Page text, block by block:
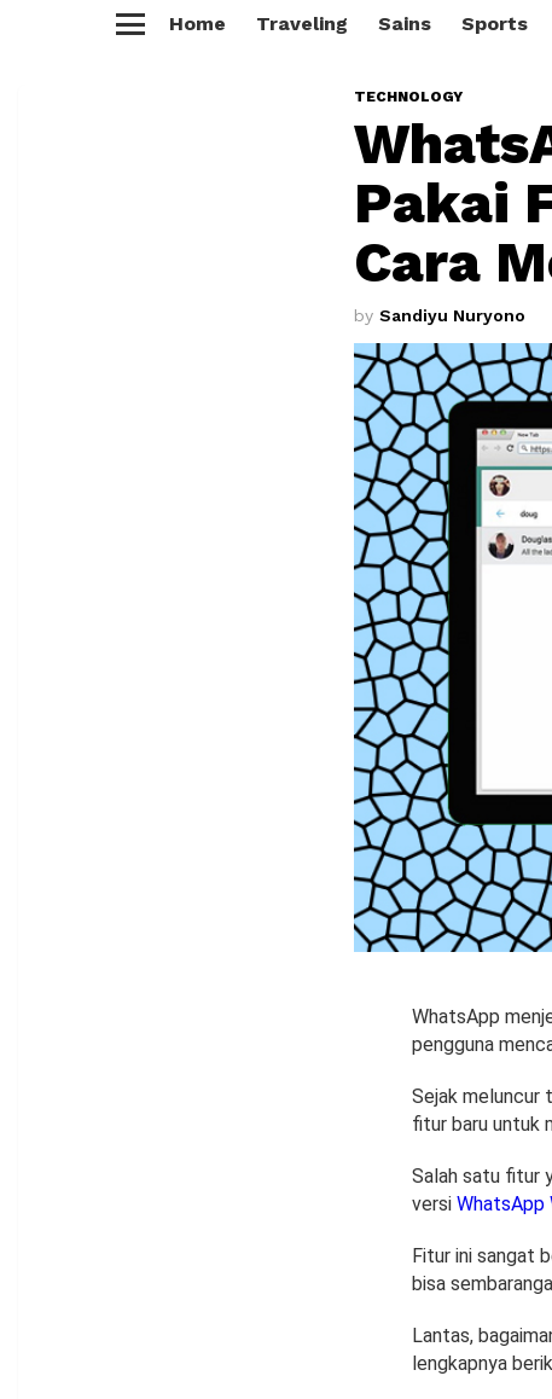
Home Traveling Sains Sports
TECHNOLOGY
Pakai
Cara
by Sandiyu Nuryono
WhatsApp
pengguna
Sejak meluncur
fitur baru untuk
Salah satu fitur
versi WhatsApp
Fitur ini sangat
bisa
Lantas,
lengkapnya